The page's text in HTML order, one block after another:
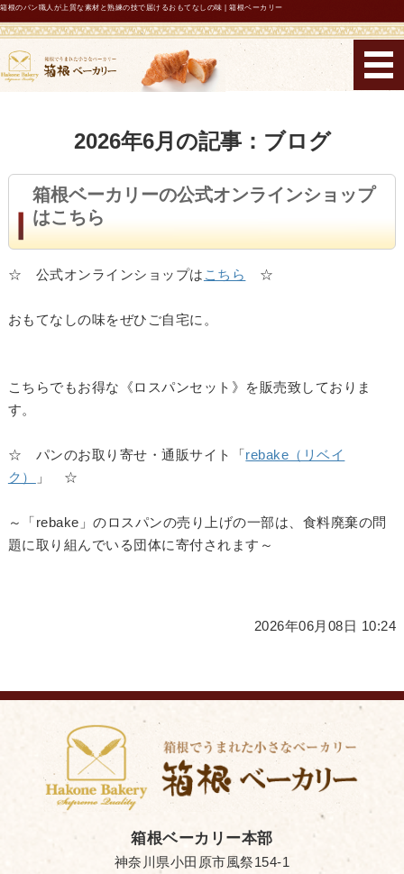
箱根ベーカリ
箱根のパン職人が上質な素材と熟練の技で届けるおもてなしの味 | 箱根ベーカリー
メニュー・機能性表示パン
店舗紹介・営業時間
2026年6月の記事：ブログ
箱根ベーカリーの公式オンラインショップ
はこちら
☆ 公式オンラインショップは こちら ☆
おもてなしの味をぜひご自宅に。
こちらでもお得な《ロスパンセット》を販売致しておりま
す。
☆ パンのお取り寄せ・通販サイト「rebake（リベイ
ク）
」 ☆
～「rebake」のロスパンの売り上げの一部は、食料廃棄の問
題に取り組んでいる団体に寄付されます～
2026年06月08日 10:24
箱根ベーカリー本部
神奈川県小田原市風祭154-1